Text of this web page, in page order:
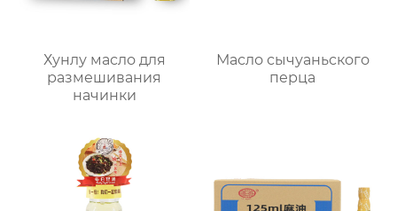
Хунлу масло для
размешивания
начинки
Масло сычуаньского
перца